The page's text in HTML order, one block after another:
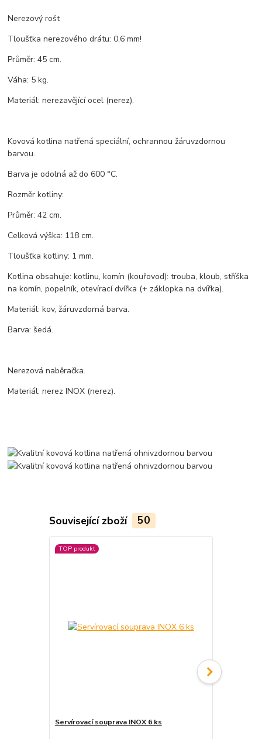
Nerezový rošt
Tloušťka nerezového drátu: 0,6 mm!
Průměr: 45 cm.
Váha: 5 kg.
Materiál: nerezavějící ocel (nerez).
Kovová kotlina natřená speciální, ochrannou žáruvzdornou
barvou.
Barva je odolná až do 600 °C.
Rozměr kotliny:
Průměr: 42 cm.
Celková výška: 118 cm.
Tloušťka kotliny: 1 mm.
Kotlina obsahuje: kotlinu, komín (kouřovod): trouba, kloub, stříška
na komín, popelník, otevírací dvířka (+ záklopka na dvířka).
Materiál: kov, žáruvzdorná barva.
Barva: šedá.
Nerezová naběračka.
Materiál: nerez INOX (nerez).
Související zboží 50
TOP produkt
Servírovací souprava INOX 6 ks